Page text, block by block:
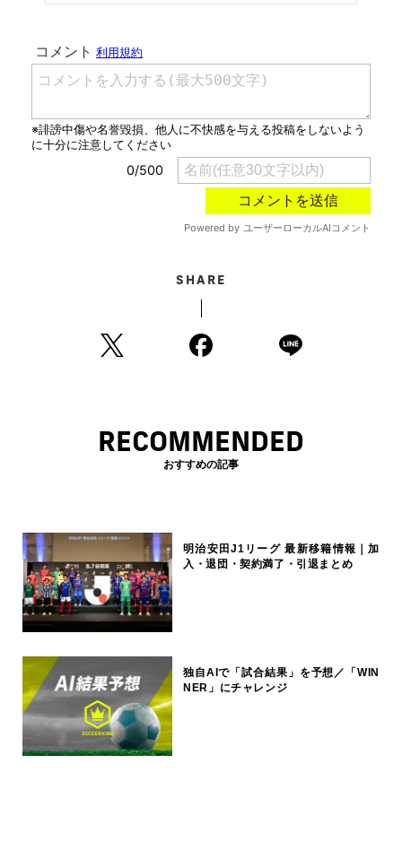
SHARE
RECOMMENDED
おすすめの記事
明治安田J1リーグ 最新移籍情報｜加
入・退団・契約満了・引退まとめ
独自AIで「試合結果」を予想／「WIN
NER」にチャレンジ